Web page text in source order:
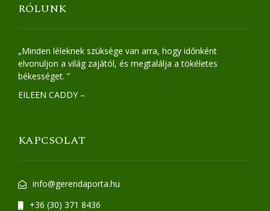
RÓLUNK
„Minden léleknek szüksége van arra, hogy időnként
elvonuljon a világ zajától, és megtalálja a tökéletes
békességet. ”
EILEEN CADDY –
KAPCSOLAT
info@gerendaporta.hu
+36 (30) 371 8436